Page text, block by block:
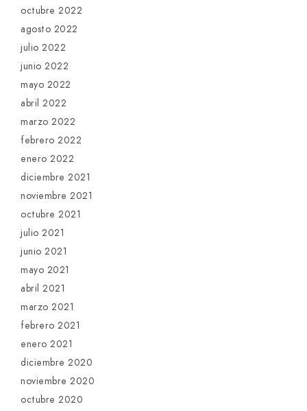
octubre 2022
agosto 2022
julio 2022
junio 2022
mayo 2022
abril 2022
marzo 2022
febrero 2022
enero 2022
diciembre 2021
noviembre 2021
octubre 2021
julio 2021
junio 2021
mayo 2021
abril 2021
marzo 2021
febrero 2021
enero 2021
diciembre 2020
noviembre 2020
octubre 2020